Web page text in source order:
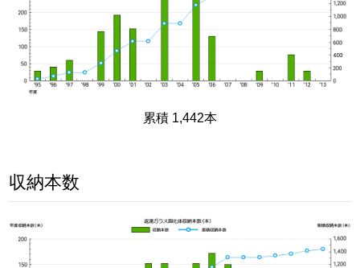
累積 1,442本
収納本数